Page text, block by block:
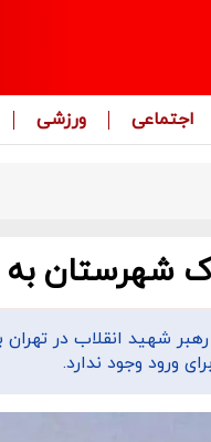
اجتماعی ورزشی
شهرستان
رهبر شهید انقلاب در
ورود وجود ندارد.